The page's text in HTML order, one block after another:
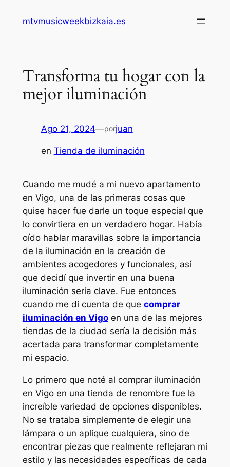
mtvmusicweekbizkaia.es
Transforma tu hogar con la
mejor iluminación
Ago 21, 2024—porjuan
en Tienda de iluminación
Cuando me mudé a mi nuevo apartamento
en Vigo, una de las primeras cosas que
quise hacer fue darle un toque especial que
lo convirtiera en un verdadero hogar. Había
oído hablar maravillas sobre la importancia
de la iluminación en la creación de
ambientes acogedores y funcionales, así
que decidí que invertir en una buena
iluminación sería clave. Fue entonces
cuando me di cuenta de que comprar
iluminación en Vigoen una de las mejores
tiendas de la ciudad sería la decisión más
acertada para transformar completamente
mi espacio.
Lo primero que noté al comprar iluminación
en Vigo en una tienda de renombre fue la
increíble variedad de opciones disponibles.
No se trataba simplemente de elegir una
lámpara o un aplique cualquiera, sino de
encontrar piezas que realmente reflejaran mi
estilo y las necesidades específicas de cada